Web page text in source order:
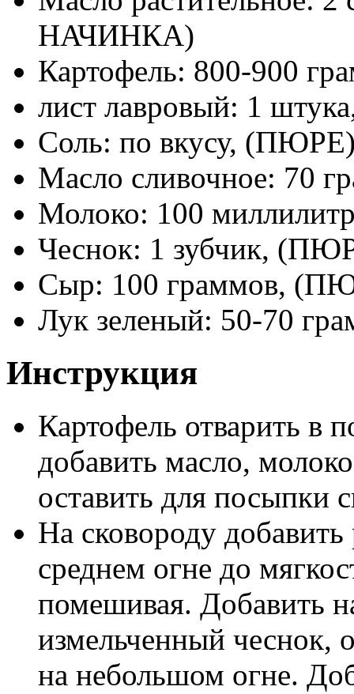
НАЧИНКА)
Картофель: 800-900
лист лавровый: 1
Соль: по вкусу,
Масло сливочное: 70
Молоко: 100
Чеснок: 1 зубчик,
Сыр: 100 граммов,
Лук зеленый: 50-70
Инструкция
Картофель отварить в
добавить масло,
оставить для посыпки
На сковороду
среднем огне до
помешивая. Добавить
измельченный чеснок,
на небольшом огне.